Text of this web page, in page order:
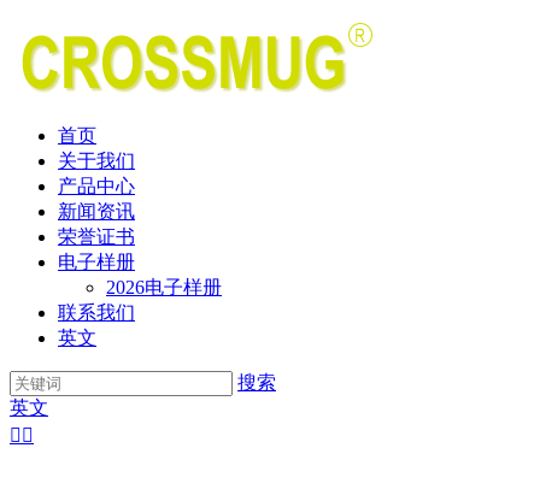
首页
关于我们
产品中心
新闻资讯
荣誉证书
电子样册
2026电子样册
联系我们
英文
搜索
英文
 